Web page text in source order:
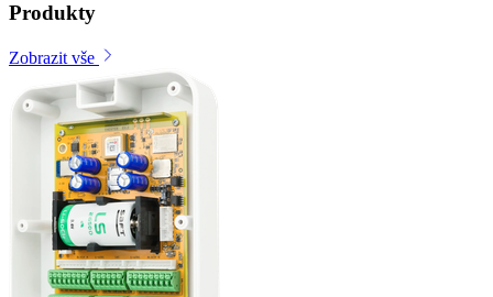
Produkty
Zobrazit vše